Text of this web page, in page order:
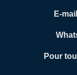
E-
Pour